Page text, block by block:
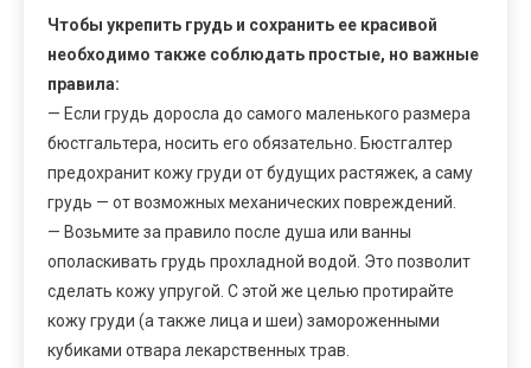
Чтобы укрепить грудь и сохранить ее красивой
необходимо также соблюдать простые, но важные
правила:
— Если грудь доросла до самого маленького размера
бюстгальтера, носить его обязательно. Бюстгалтер
предохранит кожу груди от будущих растяжек, а саму
грудь — от возможных механических повреждений.
— Возьмите за правило после душа или ванны
ополаскивать грудь прохладной водой. Это позволит
сделать кожу упругой. С этой же целью протирайте
кожу груди (а также лица и шеи) замороженными
кубиками отвара лекарственных трав.